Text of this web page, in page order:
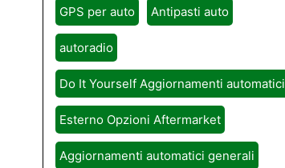
GPS per auto Antipasti auto
autoradio
Do It Yourself Aggiornamenti automatici
Esterno Opzioni Aftermarket
Aggiornamenti automatici generali